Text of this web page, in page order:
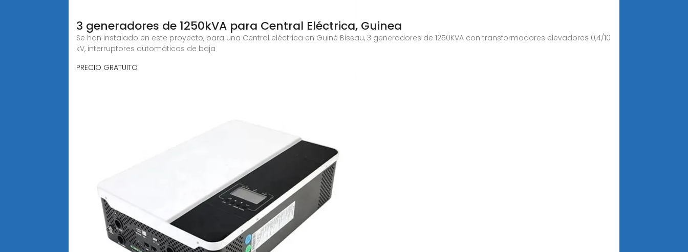
3 generadores de 1250kVA para Central Eléctrica, Guinea
Se han instalado en este proyecto, para una Central eléctrica en Guiné Bissau, 3 generadores de 1250KVA con transformadores elevadores 0,4/10
kV, interruptores automáticos de baja
PRECIO GRATUITO